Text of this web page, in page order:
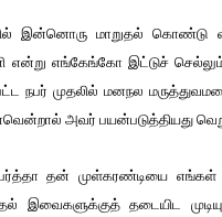
இன்னொரு மாறுதல் கொண்டு
எங்கேங்கோ இட்டுச்
நபர் முதலில் மனநல
அவர் பயன்படுத்தியது
தன் முள்கரண்டியை எங்கள்
தடையிட